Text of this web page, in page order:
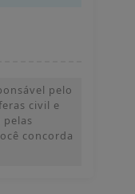
pelo
civil e
pelas
concorda